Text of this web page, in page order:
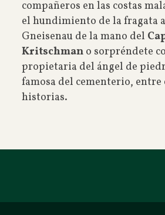
compañeros en las costas
el hundimiento de la fragata
Gneisenau de la mano del
Kritschmano sorpréndete
propietaria del ángel de
famosa del cementerio, entre
historias.